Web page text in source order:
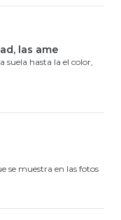
las ame
suela hasta la el color,
se muestra en las fotos